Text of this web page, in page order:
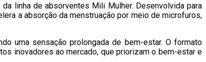
linha de absorventes Mili Mulher. Desenvolvida para
a absorção da menstruação por meio de microfuros,
uma sensação prolongada de bem-estar. O formato
inovadores ao mercado, que priorizam o bem-estar e